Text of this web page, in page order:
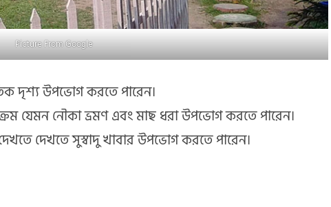
Picture From Google
দৃশ্য উপভোগ করতে পারেন।
যেমন নৌকা ভ্রমণ এবং মাছ ধরা উপভোগ করতে পারেন।
দেখতে সুস্বাদু খাবার উপভোগ করতে পারেন।